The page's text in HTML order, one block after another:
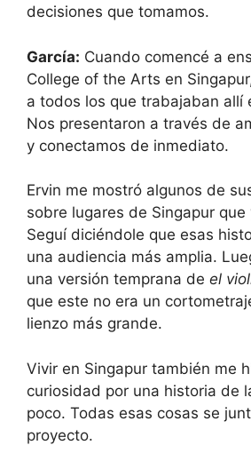
decisiones que tomamos.
García: Cuando comencé a
College of the Arts en
a todos los que trabajaban allí
Nos presentaron a través de
y conectamos de inmediato.
Ervin me mostró algunos de
sobre lugares de Singapur que
Seguí diciéndole que esas
una audiencia más amplia.
una versión temprana de el
que este no era un
lienzo más grande.
Vivir en Singapur también me
curiosidad por una historia de
poco. Todas esas cosas se
proyecto.